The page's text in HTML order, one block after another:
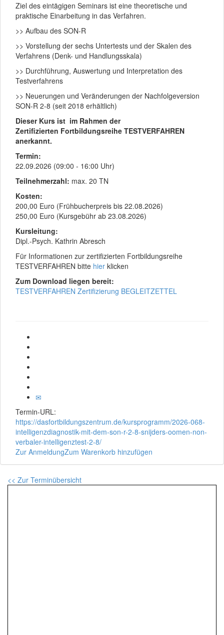
Ziel des eintägigen Seminars ist eine theoretische und
praktische Einarbeitung in das Verfahren.
>> Aufbau des SON-R
>> Vorstellung der sechs Untertests und der Skalen des
Verfahrens (Denk- und Handlungsskala)
>> Durchführung, Auswertung und Interpretation des
Testverfahrens
>> Neuerungen und Veränderungen der Nachfolgeversion
SON-R 2-8 (seit 2018 erhältlich)
Dieser Kurs ist im Rahmen der
Zertifizierten Fortbildungsreihe TESTVERFAHREN
anerkannt.
Termin:
22.09.2026 (09:00 - 16:00 Uhr)
Teilnehmerzahl: max. 20 TN
Kosten:
200,00 Euro (Frühbucherpreis bis 22.08.2026)
250,00 Euro (Kursgebühr ab 23.08.2026)
Kursleitung:
Dipl.-Psych. Kathrin Abresch
Für Informationen zur zertifizierten Fortbildungsreihe
TESTVERFAHREN bitte hier klicken
Zum Download liegen bereit:
TESTVERFAHREN Zertifizierung BEGLEITZETTEL
Termin-URL:
https://dasfortbildungszentrum.de/kursprogramm/2026-068-
intelligenzdiagnostik-mit-dem-son-r-2-8-snijders-oomen-non-
verbaler-intelligenztest-2-8/
Zur AnmeldungZum Warenkorb hinzufügen
<< Zur Terminübersicht